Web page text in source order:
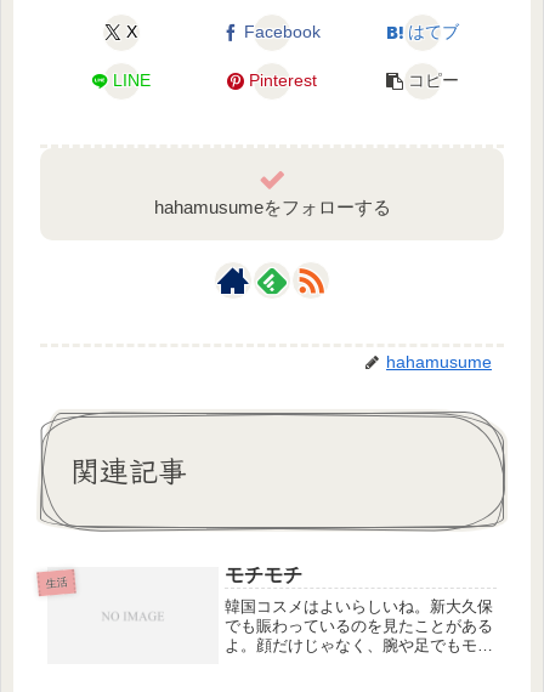
X Facebook はてブ
LINE Pinterest コピー
hahamusumeをフォローする
hahamusume
関連記事
生活 モチモチ
韓国コスメはよいらしいね。新大久保
でも賑わっているのを見たことがある
よ。顔だけじゃなく、腕や足でもモチ